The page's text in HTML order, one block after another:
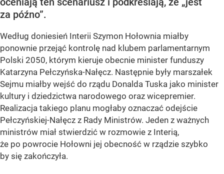
za późno”.
Według doniesień Interii Szymon Hołownia miałby
ponownie przejąć kontrolę nad klubem parlamentarnym
Polski 2050, którym kieruje obecnie minister funduszy
Katarzyna Pełczyńska-Nałęcz. Następnie były marszałek
Sejmu miałby wejść do rządu Donalda Tuska jako minister
kultury i dziedzictwa narodowego oraz wicepremier.
Realizacja takiego planu mogłaby oznaczać odejście
Pełczyńskiej-Nałęcz z Rady Ministrów. Jeden z ważnych
ministrów miał stwierdzić w rozmowie z Interią,
że po powrocie Hołowni jej obecność w rządzie szybko
by się zakończyła.